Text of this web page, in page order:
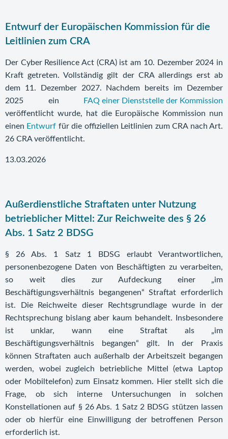
Entwurf der Europäischen Kommission für die
Leitlinien zum CRA
Der Cyber Resilience Act (CRA) ist am 10. Dezember 2024 in
Kraft getreten. Vollständig gilt der CRA allerdings erst ab
dem 11. Dezember 2027. Nachdem bereits im Dezember
2025 ein
FAQ einer Dienststelle der Kommission
veröffentlicht wurde, hat die Europäische Kommission nun
einen Entwurf für die offiziellen Leitlinien zum CRA nach Art.
26 CRA veröffentlicht.
13.03.2026
Außerdienstliche Straftaten unter Nutzung
betrieblicher Mittel: Zur Reichweite des § 26
Abs. 1 Satz 2 BDSG
§ 26 Abs. 1 Satz 1 BDSG erlaubt Verantwortlichen,
personenbezogene Daten von Beschäftigten zu verarbeiten,
so weit dies zur Aufdeckung einer „im
Beschäftigungsverhältnis begangenen“ Straftat erforderlich
ist. Die Reichweite dieser Rechtsgrundlage wurde in der
Rechtsprechung bislang aber kaum behandelt. Insbesondere
ist unklar, wann eine Straftat als „im
Beschäftigungsverhältnis begangen“ gilt. In der Praxis
können Straftaten auch außerhalb der Arbeitszeit begangen
werden, wobei zugleich betriebliche Mittel (etwa Laptop
oder Mobiltelefon) zum Einsatz kommen. Hier stellt sich die
Frage, ob sich interne Untersuchungen in solchen
Konstellationen auf § 26 Abs. 1 Satz 2 BDSG stützen lassen
oder ob hierfür eine Einwilligung der betroffenen Person
erforderlich ist.